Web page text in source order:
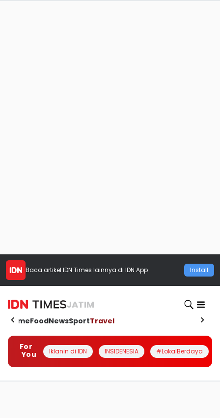
Baca artikel IDN Times lainnya di IDN App Install
JATIM
HomeFoodNewsSportTravel
For
You
Iklanin di IDN INSIDENESIA #LokalBerdaya